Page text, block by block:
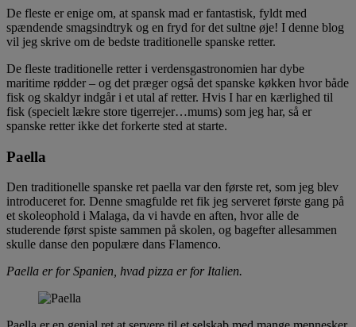
De fleste er enige om, at spansk mad er fantastisk, fyldt med
spændende smagsindtryk og en fryd for det sultne øje! I denne blog
vil jeg skrive om de bedste traditionelle spanske retter.
De fleste traditionelle retter i verdensgastronomien har dybe
maritime rødder – og det præger også det spanske køkken hvor både
fisk og skaldyr indgår i et utal af retter. Hvis I har en kærlighed til
fisk (specielt lækre store tigerrejer…mums) som jeg har, så er
spanske retter ikke det forkerte sted at starte.
Paella
Den traditionelle spanske ret paella var den første ret, som jeg blev
introduceret for. Denne smagfulde ret fik jeg serveret første gang på
et skoleophold i Malaga, da vi havde en aften, hvor alle de
studerende først spiste sammen på skolen, og bagefter allesammen
skulle danse den populære dans Flamenco.
Paella er for Spanien, hvad pizza er for Italien.